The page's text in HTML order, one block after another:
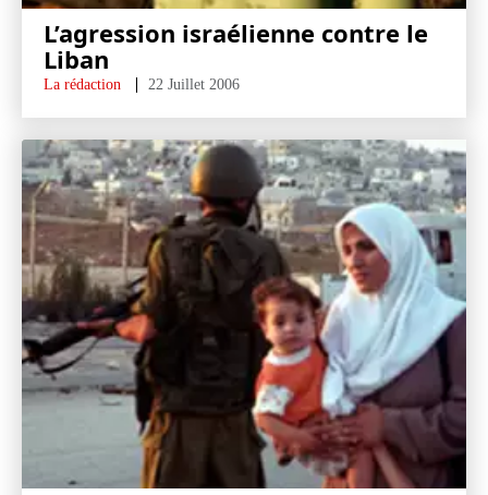
L’agression israélienne contre le
Liban
La rédaction 22 Juillet 2006